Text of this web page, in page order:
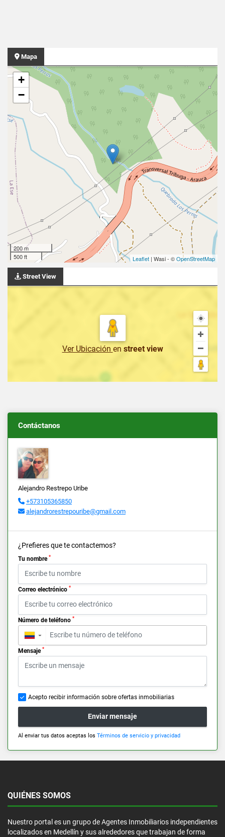
Mapa
+
−
200 m
500 ft
Leaflet | Wasi - ©OpenStreetMap
Street View
Ver Ubicación en street view
Contáctanos
Alejandro Restrepo Uribe
+573105365850
alejandrorestrepouribe@gmail.com
¿Prefieres que te contactemos?
Tu nombre *
Correo electrónico *
Número de teléfono *
▼
Mensaje *
Acepto recibir información sobre ofertas inmobiliarias
Enviar mensaje
Al enviar tus datos aceptas los Términos de servicio y privacidad
QUIÉNES SOMOS
Nuestro portal es un grupo de Agentes Inmobiliarios independientes
localizados en Medellín y sus alrededores que trabajan de forma